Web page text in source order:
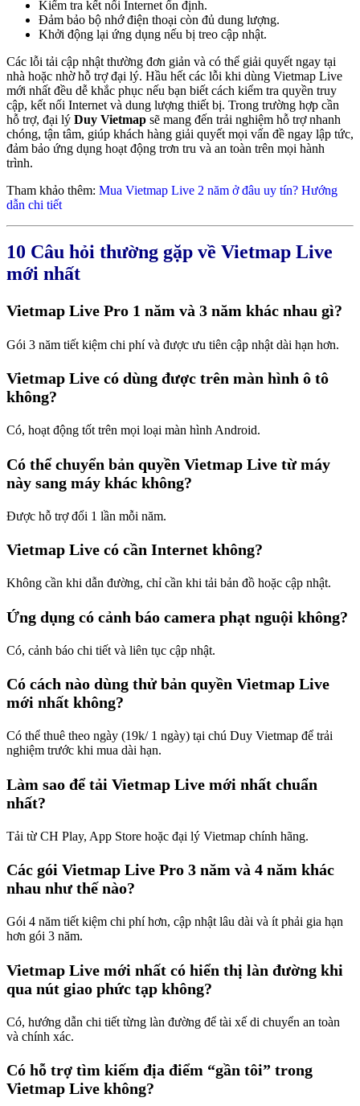
Kiểm tra kết nối Internet ổn định.
Đảm bảo bộ nhớ điện thoại còn đủ dung lượng.
Khởi động lại ứng dụng nếu bị treo cập nhật.
Các lỗi tải cập nhật thường đơn giản và có thể giải quyết ngay tại
nhà hoặc nhờ hỗ trợ đại lý. Hầu hết các lỗi khi dùng Vietmap Live
mới nhất đều dễ khắc phục nếu bạn biết cách kiểm tra quyền truy
cập, kết nối Internet và dung lượng thiết bị. Trong trường hợp cần
hỗ trợ, đại lý Duy Vietmap sẽ mang đến trải nghiệm hỗ trợ nhanh
chóng, tận tâm, giúp khách hàng giải quyết mọi vấn đề ngay lập tức,
đảm bảo ứng dụng hoạt động trơn tru và an toàn trên mọi hành
trình.
Tham khảo thêm: Mua Vietmap Live 2 năm ở đâu uy tín? Hướng
dẫn chi tiết
10 Câu hỏi thường gặp về Vietmap Live
mới nhất
Vietmap Live Pro 1 năm và 3 năm khác nhau gì?
Gói 3 năm tiết kiệm chi phí và được ưu tiên cập nhật dài hạn hơn.
Vietmap Live có dùng được trên màn hình ô tô
không?
Có, hoạt động tốt trên mọi loại màn hình Android.
Có thể chuyển bản quyền Vietmap Live từ máy
này sang máy khác không?
Được hỗ trợ đổi 1 lần mỗi năm.
Vietmap Live có cần Internet không?
Không cần khi dẫn đường, chỉ cần khi tải bản đồ hoặc cập nhật.
Ứng dụng có cảnh báo camera phạt nguội không?
Có, cảnh báo chi tiết và liên tục cập nhật.
Có cách nào dùng thử bản quyền Vietmap Live
mới nhất không?
Có thể thuê theo ngày (19k/ 1 ngày) tại chú Duy Vietmap để trải
nghiệm trước khi mua dài hạn.
Làm sao để tải Vietmap Live mới nhất chuẩn
nhất?
Tải từ CH Play, App Store hoặc đại lý Vietmap chính hãng.
Các gói Vietmap Live Pro 3 năm và 4 năm khác
nhau như thế nào?
Gói 4 năm tiết kiệm chi phí hơn, cập nhật lâu dài và ít phải gia hạn
hơn gói 3 năm.
Vietmap Live mới nhất có hiển thị làn đường khi
qua nút giao phức tạp không?
Có, hướng dẫn chi tiết từng làn đường để tài xế di chuyển an toàn
và chính xác.
Có hỗ trợ tìm kiếm địa điểm “gần tôi” trong
Vietmap Live không?